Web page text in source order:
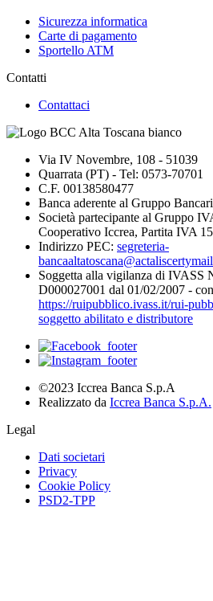
Sicurezza informatica
Carte di pagamento
Sportello ATM
Contatti
Contattaci
Via IV Novembre, 108 - 51039
Quarrata (PT) - Tel: 0573-70701
C.F. 00138580477
Banca aderente al Gruppo
Società partecipante al Gruppo
Cooperativo Iccrea, Partita IVA
Indirizzo PEC: segreteria-
Soggetta alla vigilanza di IVASS
D000027001 dal 01/02/2007 -
https://ruipubblico.ivass.it/rui-
soggetto abilitato e distributore
©2023 Iccrea Banca S.p.A
Realizzato da Iccrea Banca S.p.A.
Legal
Dati societari
Privacy
Cookie Policy
PSD2-TPP